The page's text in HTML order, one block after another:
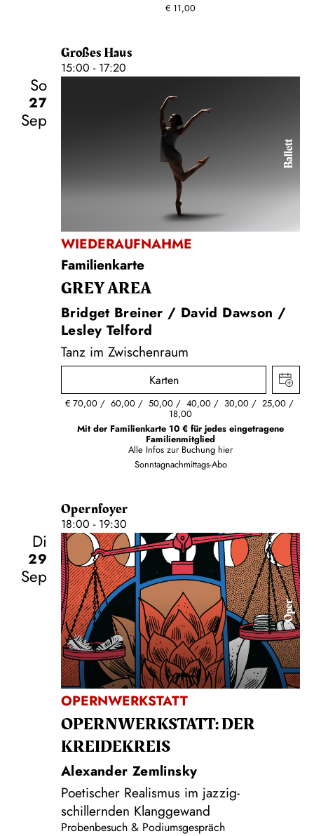
€ 11,00
Großes Haus
15:00 - 17:20
So
27
Sep
Ballett
WIEDERAUFNAHME
Familienkarte
GREY AREA
Bridget Breiner / David Dawson /
Lesley Telford
Tanz im Zwischenraum
Karten
€ 70,00 60,00 50,00 40,00 30,00 25,00
18,00
Mit der Familienkarte 10 € für jedes eingetragene
Familienmitglied
Alle Infos zur Buchung hier
Sonntagnachmittags-Abo
Opernfoyer
18:00 - 19:30
Di
29
Sep
Oper
OPERNWERKSTATT
OPERNWERKSTATT: DER
KREIDEKREIS
Alexander Zemlinsky
Poetischer Realismus im jazzig-
schillernden Klanggewand
Probenbesuch & Podiumsgespräch